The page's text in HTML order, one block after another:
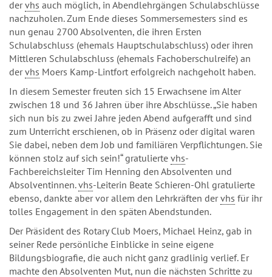
dervhs auch möglich, in Abendlehrgängen Schulabschlüsse
nachzuholen. Zum Ende dieses Sommersemesters sind es
nun genau 2700 Absolventen, die ihren Ersten
Schulabschluss (ehemals Hauptschulabschluss) oder ihren
Mittleren Schulabschluss (ehemals Fachoberschulreife) an
dervhs Moers Kamp-Lintfort erfolgreich nachgeholt haben.
In diesem Semester freuten sich 15 Erwachsene im Alter
zwischen 18 und 36 Jahren über ihre Abschlüsse. „Sie haben
sich nun bis zu zwei Jahre jeden Abend aufgerafft und sind
zum Unterricht erschienen, ob in Präsenz oder digital waren
Sie dabei, neben dem Job und familiären Verpflichtungen. Sie
können stolz auf sich sein!“ gratulierte vhs-
Fachbereichsleiter Tim Henning den Absolventen und
Absolventinnen.vhs-Leiterin Beate Schieren-Ohl gratulierte
ebenso, dankte aber vor allem den Lehrkräften dervhs für ihr
tolles Engagement in den späten Abendstunden.
Der Präsident des Rotary Club Moers, Michael Heinz, gab in
seiner Rede persönliche Einblicke in seine eigene
Bildungsbiografie, die auch nicht ganz gradlinig verlief. Er
machte den Absolventen Mut, nun die nächsten Schritte zu